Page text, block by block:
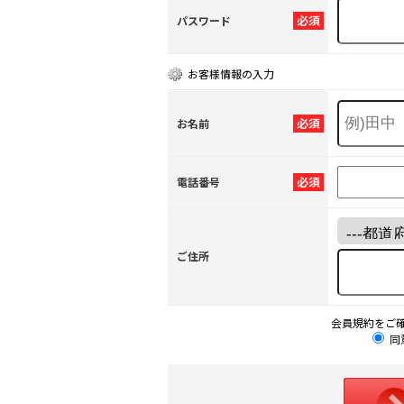
必須
パスワード
お客様情報の入力
必須
お名前
必須
電話番号
ご住所
会員規約をご
同